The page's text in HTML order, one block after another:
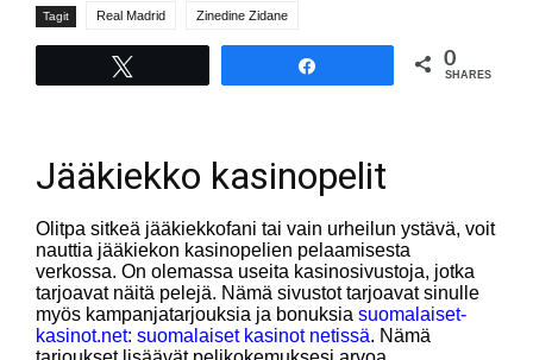
Tagit Real Madrid Zinedine Zidane
0
SHARES
Jääkiekko kasinopelit
Olitpa sitkeä jääkiekkofani tai vain urheilun ystävä, voit
nauttia jääkiekon kasinopelien pelaamisesta
verkossa. On olemassa useita kasinosivustoja, jotka
tarjoavat näitä pelejä. Nämä sivustot tarjoavat sinulle
myös kampanjatarjouksia ja bonuksia suomalaiset-
kasinot.net: suomalaiset kasinot netissä. Nämä